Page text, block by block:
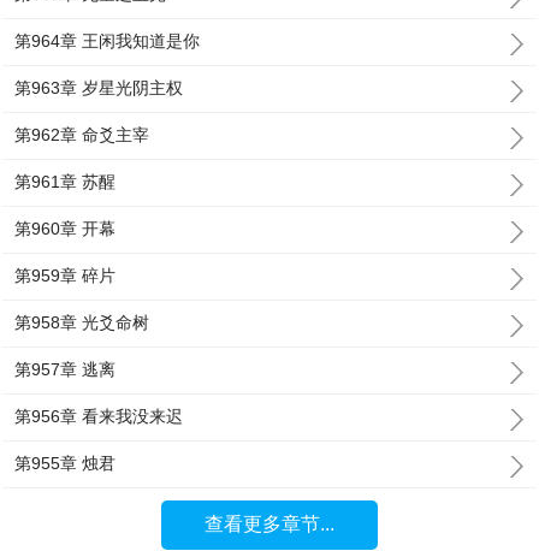
第964章 王闲我知道是你
第963章 岁星光阴主权
第962章 命爻主宰
第961章 苏醒
第960章 开幕
第959章 碎片
第958章 光爻命树
第957章 逃离
第956章 看来我没来迟
第955章 烛君
查看更多章节...